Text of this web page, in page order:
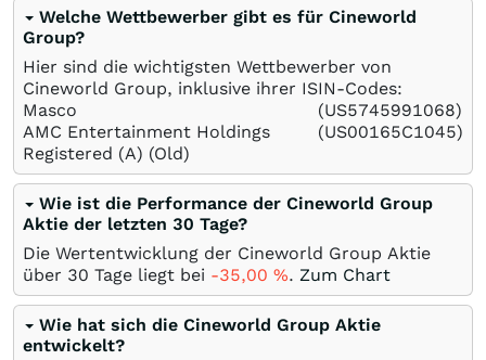
Welche Wettbewerber gibt es für Cineworld
Group?
Hier sind die wichtigsten Wettbewerber von
Cineworld Group, inklusive ihrer ISIN-Codes:
Masco
(US5745991068)
AMC Entertainment Holdings
Registered (A) (Old)
(US00165C1045)
Wie ist die Performance der Cineworld Group
Aktie der letzten 30 Tage?
Die Wertentwicklung der Cineworld Group Aktie
über 30 Tage liegt bei -35,00 %. Zum Chart
Wie hat sich die Cineworld Group Aktie
entwickelt?